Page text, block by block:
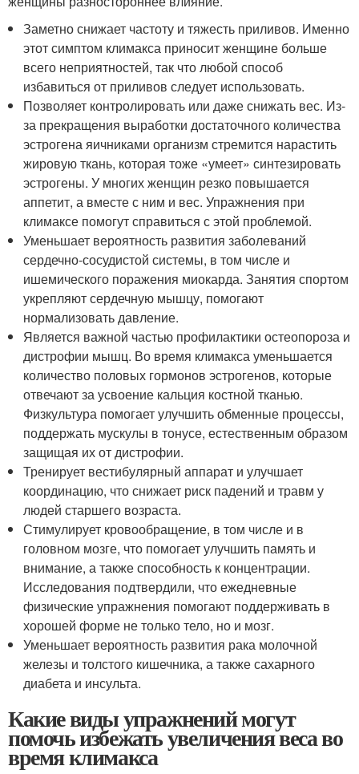
Заметно снижает частоту и тяжесть приливов. Именно
этот симптом климакса приносит женщине больше
всего неприятностей, так что любой способ
избавиться от приливов следует использовать.
Позволяет контролировать или даже снижать вес. Из-
за прекращения выработки достаточного количества
эстрогена яичниками организм стремится нарастить
жировую ткань, которая тоже «умеет» синтезировать
эстрогены. У многих женщин резко повышается
аппетит, а вместе с ним и вес. Упражнения при
климаксе помогут справиться с этой проблемой.
Уменьшает вероятность развития заболеваний
сердечно-сосудистой системы, в том числе и
ишемического поражения миокарда. Занятия спортом
укрепляют сердечную мышцу, помогают
нормализовать давление.
Является важной частью профилактики остеопороза и
дистрофии мышц. Во время климакса уменьшается
количество половых гормонов эстрогенов, которые
отвечают за усвоение кальция костной тканью.
Физкультура помогает улучшить обменные процессы,
поддержать мускулы в тонусе, естественным образом
защищая их от дистрофии.
Тренирует вестибулярный аппарат и улучшает
координацию, что снижает риск падений и травм у
людей старшего возраста.
Стимулирует кровообращение, в том числе и в
головном мозге, что помогает улучшить память и
внимание, а также способность к концентрации.
Исследования подтвердили, что ежедневные
физические упражнения помогают поддерживать в
хорошей форме не только тело, но и мозг.
Уменьшает вероятность развития рака молочной
железы и толстого кишечника, а также сахарного
диабета и инсульта.
Какие виды упражнений могут
помочь избежать увеличения веса во
время климакса